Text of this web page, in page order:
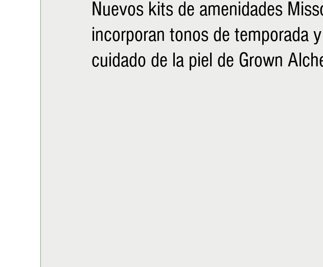
ALIMENTACIÓN COLUMNA BUENA MESA NIÑOS
Nuevos kits de amenidades
incorporan tonos de temporada
cuidado de la piel de Grown